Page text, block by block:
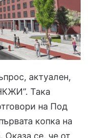
актуален,
Така
на Под
копка на